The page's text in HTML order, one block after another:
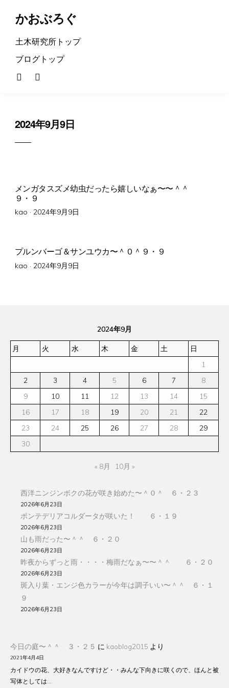
かおぶろぐ
土木研究所トップ
ブログトップ
2024年9月9日
メンガタスズメ幼虫だったら嬉しいなぁ〜〜＾＾
９・９
kao · Posted
2024年9月9日
プルンバーゴ＆サンユウカ〜＾０＾９・９
kao · Posted
2024年9月9日
2024年9月
月 火 水 木 金 土
日
1
2
3 4 5 6 7
8
9
10 11 12 13 14
15
16
17 18 19 20 21
22
23
24 25 26 27 28
29
30
« 8月 10月 »
西洋ニンジンボクの花が咲き始めた〜＾０＾ ６・２３
2026年6月23日
ポンテデリアコルダータが咲いた！ ６・１９
2026年6月23日
山も雨だった〜＾＾ ６・２０
2026年6月23日
昨夜からずっと雨・・・・梅雨だなぁ〜〜＾＾ ６・２０
2026年6月23日
斑入り葉・エンジ色カラーが今年は調子いい〜＾＾ ６・１
９
2026年6月23日
今日の庭〜＾＾ ３・２５ に kaoblog2015 より
2021年4月4日
カイドウの花、大好きなんですけど・・みんな下向きに咲くので、ほんと被
写体としては…